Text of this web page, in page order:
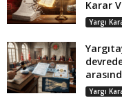
Karar
Yargı
Yargı